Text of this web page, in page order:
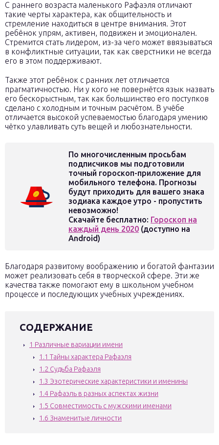
С раннего возраста маленького Рафаэля отличают
такие черты характера, как общительность и
стремление находиться в центре внимания. Этот
ребёнок упрям, активен, подвижен и эмоционален.
Стремится стать лидером, из-за чего может ввязываться
в конфликтные ситуации, так как сверстники не всегда
его в этом поддерживают.
Также этот ребёнок с ранних лет отличается
прагматичностью. Ни у кого не повернётся язык назвать
его бескорыстным, так как большинство его поступков
сделано с холодным и точным расчётом. В учёбе
отличается высокой успеваемостью благодаря умению
чётко улавливать суть вещей и любознательности.
По многочисленным просьбам
подписчиков мы подготовили
точный гороскоп-приложение для
мобильного телефона. Прогнозы
будут приходить для вашего знака
зодиака каждое утро - пропустить
невозможно!
Скачайте бесплатно: Гороскоп на
каждый день 2020 (доступно на
Android)
Благодаря развитому воображению и богатой фантазии
может реализовать себя в творческой сфере. Эти же
качества также помогают ему в школьном учебном
процессе и последующих учебных учреждениях.
СОДЕРЖАНИЕ
1 Различные вариации имени
1.1 Тайны характера Рафаэля
1.2 Судьба Рафаэля
1.3 Эзотерические характеристики и именины
1.4 Рафаэль в разных аспектах жизни
1.5 Совместимость с мужскими именами
1.6 Знаменитые личности